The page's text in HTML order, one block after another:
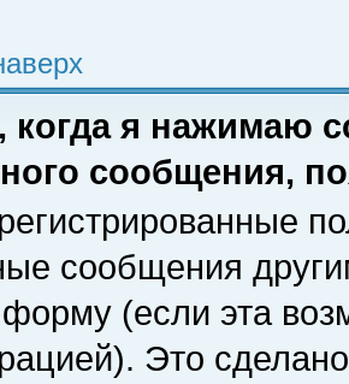
когда я нажимаю
сообщения,
сообщения
(если эта
Это